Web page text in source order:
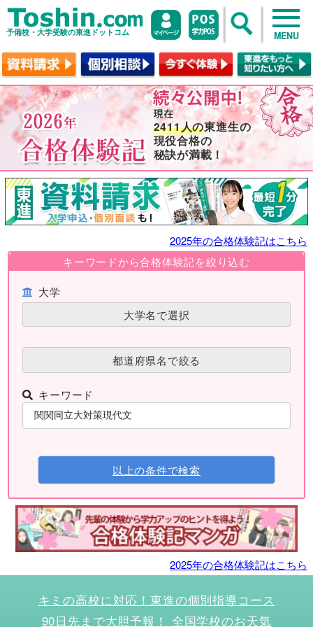
予備校・大学受験の東進ドットコム MENU
2411人の東進生の
現役合格の
秘訣が満載！
2025年の合格体験記はこちら
キーワードから合格体験記を絞り込む
大学
大学名で選択
都道府県名で絞る
キーワード
以上の条件で検索
2025年の合格体験記はこちら
キミの高校に対応！東進の個別指導コース
90日先まで大胆予報！ 全国学校のお天気